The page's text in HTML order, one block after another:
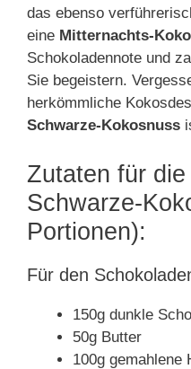
das ebenso
eine Mitternachts-
Schokoladennote und
Sie begeistern.
herkömmliche
Schwarze-Kokosnuss
Zutaten für
Schwarze-
Portionen):
Für den
150g dunkle
50g Butter
100g gemahlene